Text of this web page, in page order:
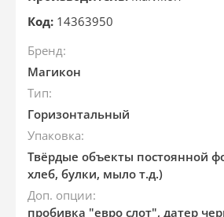
Код: 14363950
Бренд:
Магикон
Тип:
Горизонтальный
Упаковка:
Твёрдые объекты постоянной
хлеб, булки, мыло т.д.)
Доп. опции:
пробивка "евро слот", датер